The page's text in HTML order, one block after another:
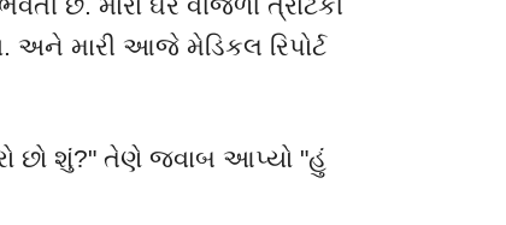
અને મારી આજે મેડિકલ રિપોર્ટ
છો શું?" તેણે જવાબ આપ્યો "હું